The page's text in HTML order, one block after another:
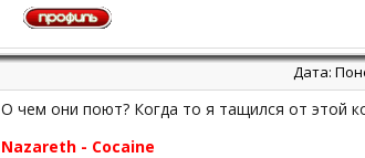
Дата:
О чем они поют? Когда то я тащился от этой
Nazareth - Cocaine